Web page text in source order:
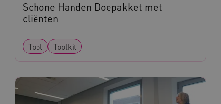
Schone Handen Doepakket met
cliënten
Tool Toolkit
ARRAffinitySameSite